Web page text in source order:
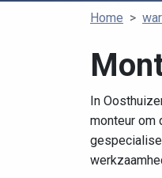
Home
In
monteur om